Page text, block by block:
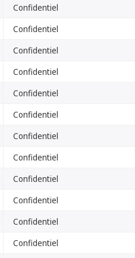
Confidentiel
Confidentiel
Confidentiel
Confidentiel
Confidentiel
Confidentiel
Confidentiel
Confidentiel
Confidentiel
Confidentiel
Confidentiel
Confidentiel